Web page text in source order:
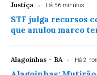
Justiça Há 56 minutos
STF julga recursos
que anulou marco
Alagoinhas - BA Há 2